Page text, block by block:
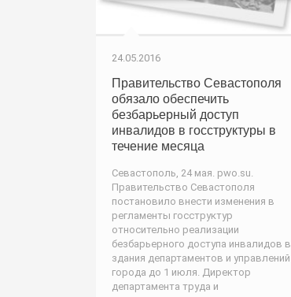
24.05.2016
Правительство Севастополя
обязало обеспечить
безбарьерный доступ
инвалидов в госструктуры в
течение месяца
Севастополь, 24 мая. pwo.su.
Правительство Севастополя
постановило внести изменения в
регламенты госструктур
относительно реализации
безбарьерного доступа инвалидов в
здания департаментов и управлений
города до 1 июля. Директор
департамента труда и